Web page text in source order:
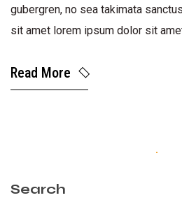
gubergren, no sea takimata
sit amet lorem ipsum dolor sit
Read More
Search